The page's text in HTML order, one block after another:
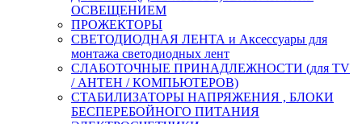
ОСВЕЩЕНИЕМ
ПРОЖЕКТОРЫ
СВЕТОДИОДНАЯ ЛЕНТА и Аксессуары для
монтажа светодиодных лент
СЛАБОТОЧНЫЕ ПРИНАДЛЕЖНОСТИ (для TV
/ АНТЕН / КОМПЬЮТЕРОВ)
СТАБИЛИЗАТОРЫ НАПРЯЖЕНИЯ , БЛОКИ
БЕСПЕРЕБОЙНОГО ПИТАНИЯ